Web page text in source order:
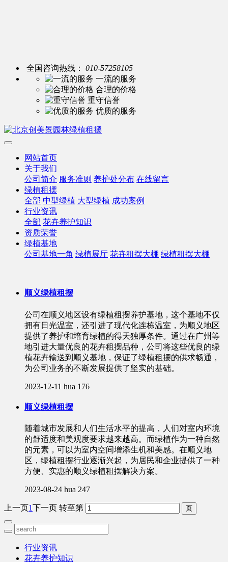
全国咨询热线：
010-57258105
一流的服务
合理的价格
重守信誉
优质的服务
网站首页
关于我们
公司简介 服务准则 养护处分布 在线留言
绿植租摆
全部 中型绿植 大型绿植 成功案例
行业资讯
全部 花卉养护知识
资质荣誉
绿植基地
公司基地一角 绿植展厅 花卉租摆大棚 绿植租摆大棚
顺义绿植租摆
公司在顺义地区设有绿植租摆养护基地，这个基地不仅
拥有日光温室，还引进了现代化连栋温室，为顺义地区
提供了养护和培育绿植的得天独厚条件。通过在广州等
地引进大量优良的花卉租摆品种，公司将这些优良的绿
植花卉输送到顺义基地，保证了绿植租摆的供求畅通，
为公司业务的不断发展提供了坚实的基础。
2023-12-11 hua 176
顺义绿植租摆
随着城市发展和人们生活水平的提高，人们对室内环境
的舒适度和美观度要求越来越高。而绿植作为一种自然
的元素，可以为室内空间增添生机和美感。在顺义地
区，绿植租摆行业逐渐兴起，为居民和企业提供了一种
方便、实惠的顺义绿植租摆解决方案。
2023-08-24 hua 247
上一页1下一页 转至第
行业资讯
花卉养护知识